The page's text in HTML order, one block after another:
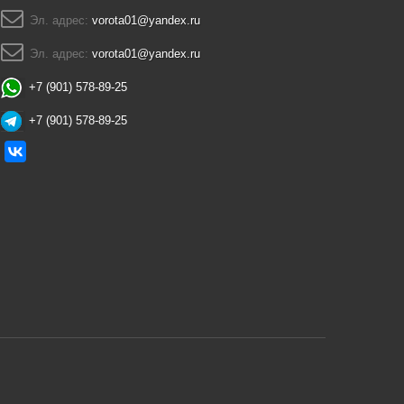
Эл. адрес: vorota01@yandex.ru
Эл. адрес: vorota01@yandex.ru
+7 (901) 578-89-25
+7 (901) 578-89-25